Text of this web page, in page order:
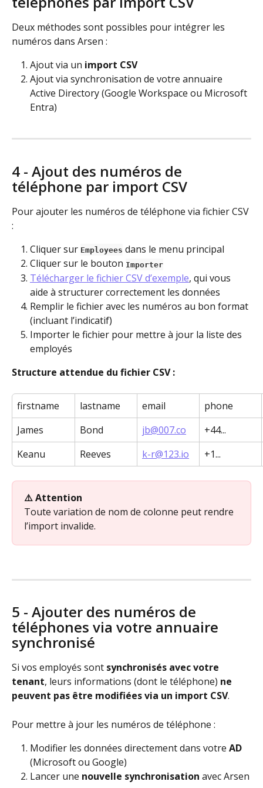
Deux méthodes sont possibles pour intégrer les
numéros dans Arsen :
Ajout via un import CSV
Ajout via synchronisation de votre annuaire
Active Directory (Google Workspace ou Microsoft
Entra)
4 - Ajout des numéros de
téléphone par import CSV
Pour ajouter les numéros de téléphone via fichier CSV
:
Cliquer sur Employees dans le menu principal
Cliquer sur le bouton Importer
Télécharger le fichier CSV d’exemple, qui vous
aide à structurer correctement les données
Remplir le fichier avec les numéros au bon format
(incluant l’indicatif)
Importer le fichier pour mettre à jour la liste des
employés
Structure attendue du fichier CSV :
firstname lastname email
phone
James
Bond jb@007.co
+44...
Keanu
Reeves k-r@123.io +1...
⚠️ Attention
Toute variation de nom de colonne peut rendre
l’import invalide.
5 - Ajouter des numéros de
téléphones via votre annuaire
synchronisé
Si vos employés sont synchronisés avec votre
tenant, leurs informations (dont le téléphone) ne
peuvent pas être modifiées via un import CSV.
Pour mettre à jour les numéros de téléphone :
Modifier les données directement dans votre AD
(Microsoft ou Google)
Lancer une nouvelle synchronisation avec Arsen